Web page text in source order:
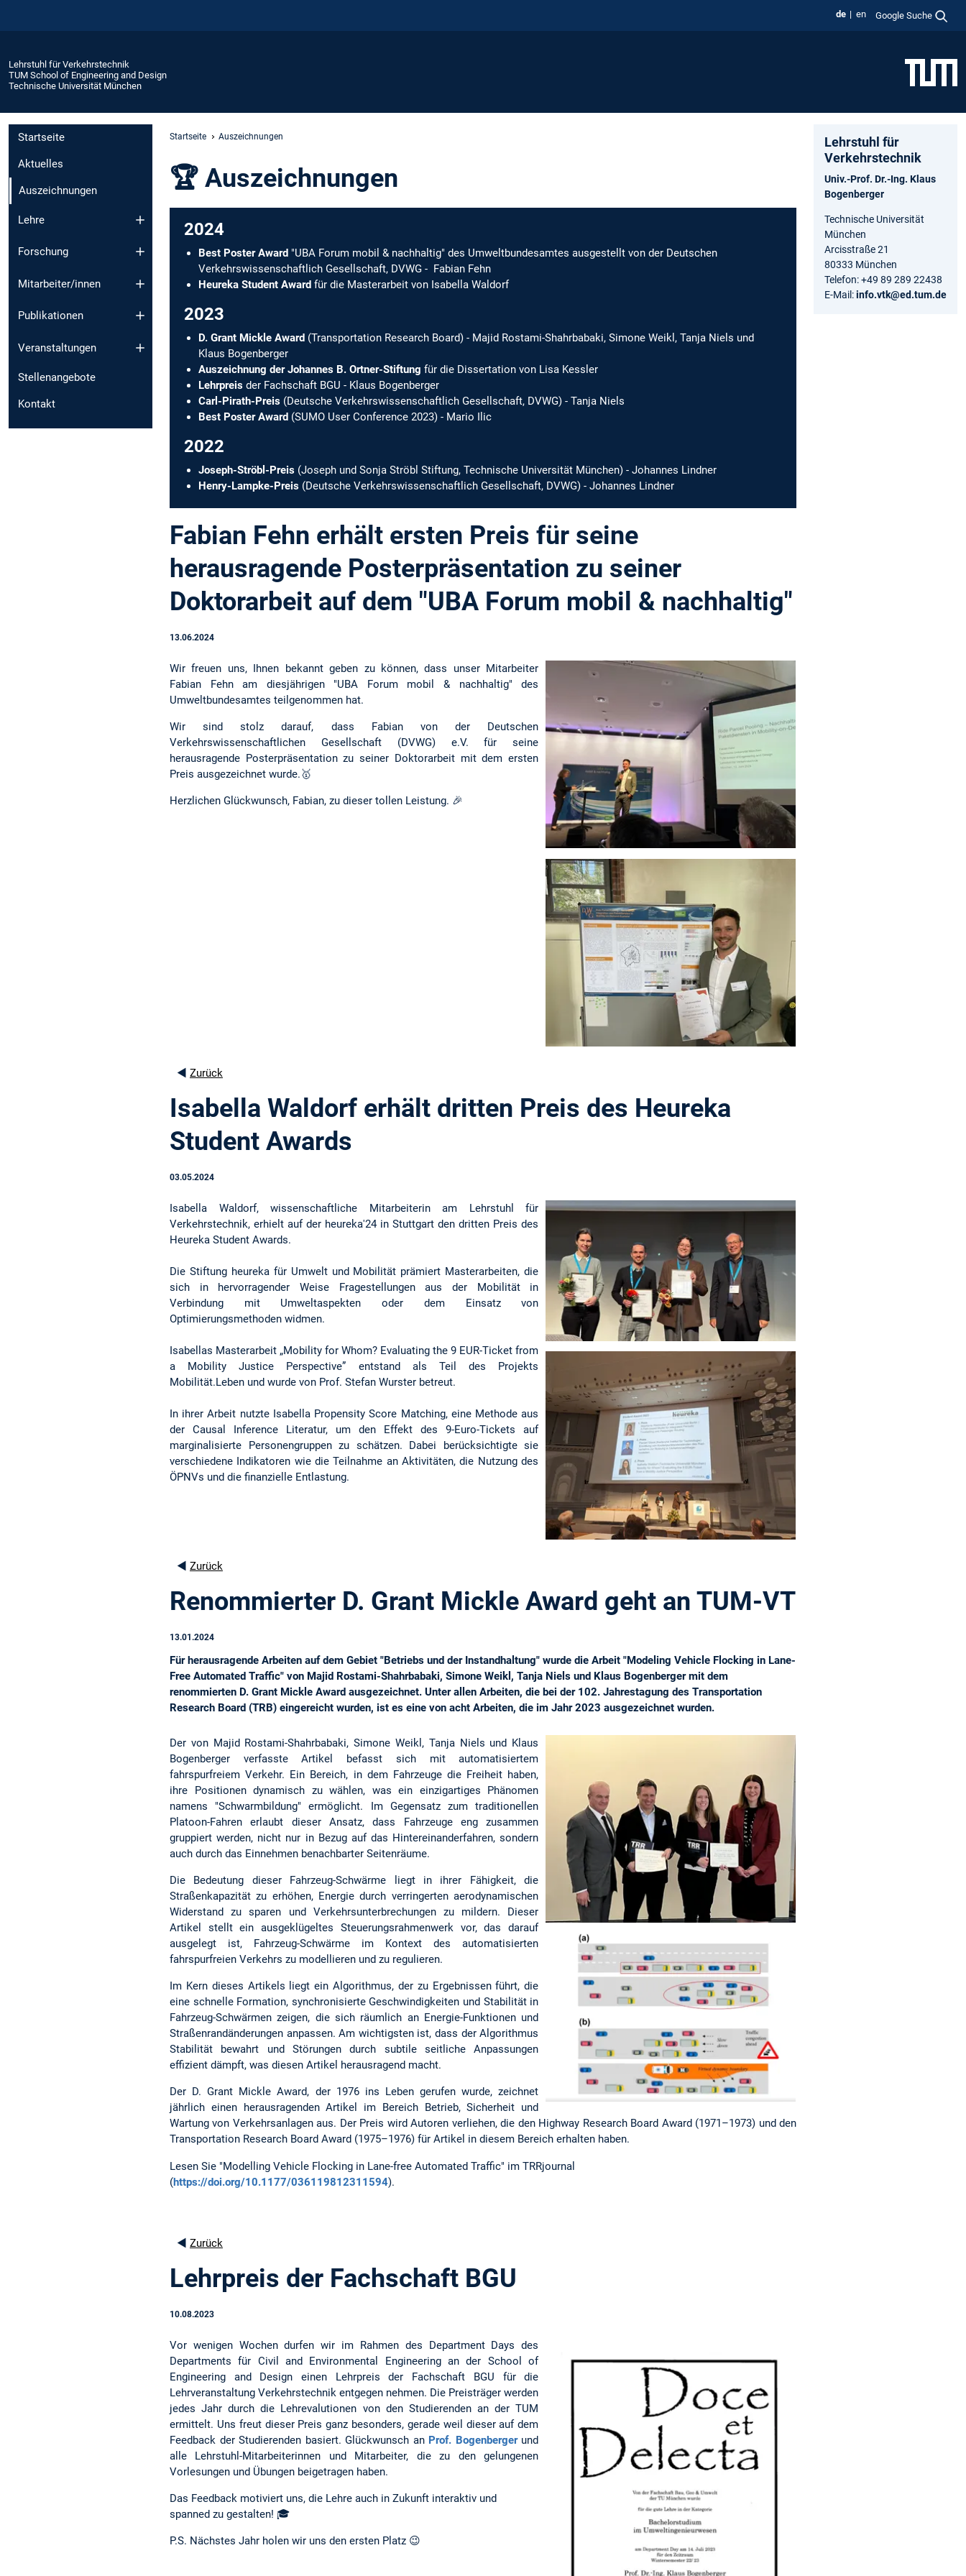
de en Google Suche
Lehrstuhl für Verkehrstechnik
TUM School of Engineering and Design
Technische Universität München
Startseite
Aktuelles
Auszeichnungen
Lehre
Forschung
Mitarbeiter/innen
Publikationen
Veranstaltungen
Stellenangebote
Kontakt
Startseite Auszeichnungen
🏆 Auszeichnungen
2024
Best Poster Award "UBA Forum mobil & nachhaltig" des Umweltbundesamtes ausgestellt von der Deutschen
Verkehrswissenschaftlich Gesellschaft, DVWG - Fabian Fehn
Heureka Student Award für die Masterarbeit von Isabella Waldorf
2023
D. Grant Mickle Award (Transportation Research Board) - Majid Rostami-Shahrbabaki, Simone Weikl, Tanja Niels und
Klaus Bogenberger
Auszeichnung der Johannes B. Ortner-Stiftung für die Dissertation von Lisa Kessler
Lehrpreis der Fachschaft BGU - Klaus Bogenberger
Carl-Pirath-Preis (Deutsche Verkehrswissenschaftlich Gesellschaft, DVWG) - Tanja Niels
Best Poster Award (SUMO User Conference 2023) - Mario Ilic
2022
Joseph-Ströbl-Preis (Joseph und Sonja Ströbl Stiftung, Technische Universität München) - Johannes Lindner
Henry-Lampke-Preis (Deutsche Verkehrswissenschaftlich Gesellschaft, DVWG) - Johannes Lindner
Fabian Fehn erhält ersten Preis für seine
herausragende Posterpräsentation zu seiner
Doktorarbeit auf dem "UBA Forum mobil & nachhaltig"
13.06.2024
Wir freuen uns, Ihnen bekannt geben zu können, dass unser Mitarbeiter
Fabian Fehn am diesjährigen "UBA Forum mobil & nachhaltig" des
Umweltbundesamtes teilgenommen hat.
Wir sind stolz darauf, dass Fabian von der Deutschen
Verkehrswissenschaftlichen Gesellschaft (DVWG) e.V. für seine
herausragende Posterpräsentation zu seiner Doktorarbeit mit dem ersten
Preis ausgezeichnet wurde.🥇
Herzlichen Glückwunsch, Fabian, zu dieser tollen Leistung. 🎉
◄ Zurück
Isabella Waldorf erhält dritten Preis des Heureka
Student Awards
03.05.2024
Isabella Waldorf, wissenschaftliche Mitarbeiterin am Lehrstuhl für
Verkehrstechnik, erhielt auf der heureka'24 in Stuttgart den dritten Preis des
Heureka Student Awards.
Die Stiftung heureka für Umwelt und Mobilität prämiert Masterarbeiten, die
sich in hervorragender Weise Fragestellungen aus der Mobilität in
Verbindung mit Umweltaspekten oder dem Einsatz von
Optimierungsmethoden widmen.
Isabellas Masterarbeit „Mobility for Whom? Evaluating the 9 EUR-Ticket from
a Mobility Justice Perspective” entstand als Teil des Projekts
Mobilität.Leben und wurde von Prof. Stefan Wurster betreut.
In ihrer Arbeit nutzte Isabella Propensity Score Matching, eine Methode aus
der Causal Inference Literatur, um den Effekt des 9-Euro-Tickets auf
marginalisierte Personengruppen zu schätzen. Dabei berücksichtigte sie
verschiedene Indikatoren wie die Teilnahme an Aktivitäten, die Nutzung des
ÖPNVs und die finanzielle Entlastung.
◄ Zurück
Renommierter D. Grant Mickle Award geht an TUM-VT
13.01.2024
Für herausragende Arbeiten auf dem Gebiet "Betriebs und der Instandhaltung" wurde die Arbeit "Modeling Vehicle Flocking in Lane-
Free Automated Traffic" von Majid Rostami-Shahrbabaki, Simone Weikl, Tanja Niels und Klaus Bogenberger mit dem
renommierten D. Grant Mickle Award ausgezeichnet. Unter allen Arbeiten, die bei der 102. Jahrestagung des Transportation
Research Board (TRB) eingereicht wurden, ist es eine von acht Arbeiten, die im Jahr 2023 ausgezeichnet wurden.
Der von Majid Rostami-Shahrbabaki, Simone Weikl, Tanja Niels und Klaus
Bogenberger verfasste Artikel befasst sich mit automatisiertem
fahrspurfreiem Verkehr. Ein Bereich, in dem Fahrzeuge die Freiheit haben,
ihre Positionen dynamisch zu wählen, was ein einzigartiges Phänomen
namens "Schwarmbildung" ermöglicht. Im Gegensatz zum traditionellen
Platoon-Fahren erlaubt dieser Ansatz, dass Fahrzeuge eng zusammen
gruppiert werden, nicht nur in Bezug auf das Hintereinanderfahren, sondern
auch durch das Einnehmen benachbarter Seitenräume.
Die Bedeutung dieser Fahrzeug-Schwärme liegt in ihrer Fähigkeit, die
Straßenkapazität zu erhöhen, Energie durch verringerten aerodynamischen
Widerstand zu sparen und Verkehrsunterbrechungen zu mildern. Dieser
Artikel stellt ein ausgeklügeltes Steuerungsrahmenwerk vor, das darauf
ausgelegt ist, Fahrzeug-Schwärme im Kontext des automatisierten
fahrspurfreien Verkehrs zu modellieren und zu regulieren.
Im Kern dieses Artikels liegt ein Algorithmus, der zu Ergebnissen führt, die
eine schnelle Formation, synchronisierte Geschwindigkeiten und Stabilität in
Fahrzeug-Schwärmen zeigen, die sich räumlich an Energie-Funktionen und
Straßenrandänderungen anpassen. Am wichtigsten ist, dass der Algorithmus
Stabilität bewahrt und Störungen durch subtile seitliche Anpassungen
effizient dämpft, was diesen Artikel herausragend macht.
Der D. Grant Mickle Award, der 1976 ins Leben gerufen wurde, zeichnet
jährlich einen herausragenden Artikel im Bereich Betrieb, Sicherheit und
Wartung von Verkehrsanlagen aus. Der Preis wird Autoren verliehen, die den Highway Research Board Award (1971–1973) und den
Transportation Research Board Award (1975–1976) für Artikel in diesem Bereich erhalten haben.
Lesen Sie "Modelling Vehicle Flocking in Lane-free Automated Traffic" im TRRjournal
(https://doi.org/10.1177/036119812311594).
◄ Zurück
Lehrpreis der Fachschaft BGU
10.08.2023
Vor wenigen Wochen durfen wir im Rahmen des Department Days des
Departments für Civil and Environmental Engineering an der School of
Engineering and Design einen Lehrpreis der Fachschaft BGU für die
Lehrveranstaltung Verkehrstechnik entgegen nehmen. Die Preisträger werden
jedes Jahr durch die Lehrevalutionen von den Studierenden an der TUM
ermittelt. Uns freut dieser Preis ganz besonders, gerade weil dieser auf dem
Feedback der Studierenden basiert. Glückwunsch an Prof. Bogenbergerund
alle Lehrstuhl-Mitarbeiterinnen und Mitarbeiter, die zu den gelungenen
Vorlesungen und Übungen beigetragen haben.
Das Feedback motiviert uns, die Lehre auch in Zukunft interaktiv und
spanned zu gestalten! 🎓
P.S. Nächstes Jahr holen wir uns den ersten Platz 😉
Lehrstuhl für
Verkehrstechnik
Univ.-Prof. Dr.-Ing. Klaus
Bogenberger
Technische Universität
München
Arcisstraße 21
80333 München
Telefon: +49 89 289 22438
E-Mail:info.vtk@ed.tum.de